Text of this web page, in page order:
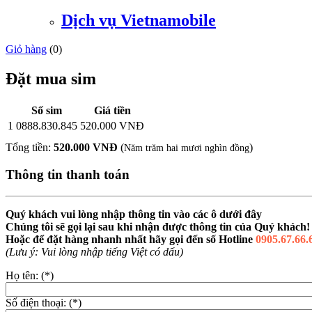
Dịch vụ Vietnamobile
Giỏ hàng (0)
Đặt mua sim
Số sim
Giá tiền
1 0888.830.845 520.000 VNĐ
Tổng tiền: 520.000 VNĐ (Năm trăm hai mươi nghìn đồng)
Thông tin thanh toán
Quý khách vui lòng nhập thông tin vào các ô dưới đây
Chúng tôi sẽ gọi lại sau khi nhận được thông tin của Quý khách!
Hoặc để đặt hàng nhanh nhất hãy gọi đến số Hotline
(Lưu ý: Vui lòng nhập tiếng Việt có dấu)
Họ tên: (*)
Số điện thoại: (*)